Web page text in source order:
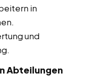
in
und
Abteilungen